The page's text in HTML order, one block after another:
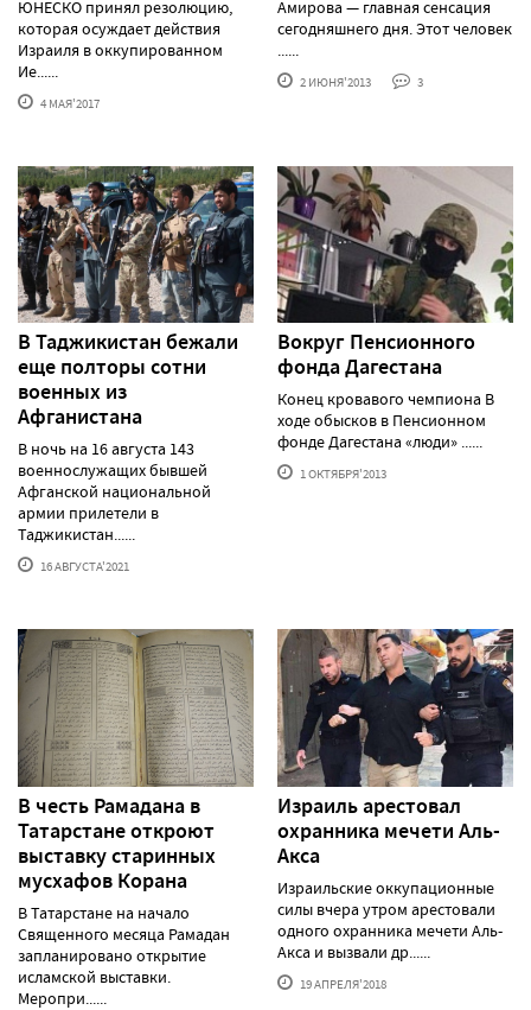
ЮНЕСКО принял резолюцию,
которая осуждает действия
Израиля в оккупированном
Ие......
4 МАЯ'2017
Амирова — главная сенсация
сегодняшнего дня. Этот человек
2 ИЮНЯ'2013 3
В Таджикистан бежали
еще полторы сотни
военных из
Афганистана
В ночь на 16 августа 143
военнослужащих бывшей
Афганской национальной
армии прилетели в
Таджикистан......
16 АВГУСТА'2021
Вокруг Пенсионного
фонда Дагестана
Конец кровавого чемпиона В
ходе обысков в Пенсионном
фонде Дагестана «люди» ......
1 ОКТЯБРЯ'2013
В честь Рамадана в
Татарстане откроют
выставку старинных
мусхафов Корана
В Татарстане на начало
Священного месяца Рамадан
запланировано открытие
исламской выставки.
Меропри......
Израиль арестовал
охранника мечети Аль-
Акса
Израильские оккупационные
силы вчера утром арестовали
одного охранника мечети Аль-
Акса и вызвали др......
19 АПРЕЛЯ'2018